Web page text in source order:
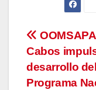
de
Cabos
desarrollo del
Programa